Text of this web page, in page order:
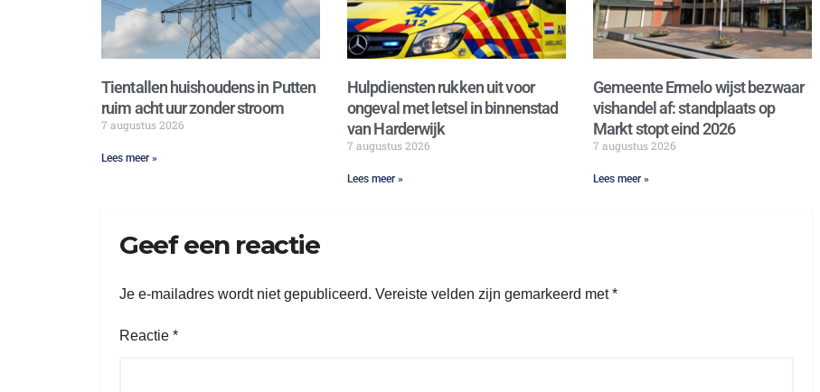
Tientallen huishoudens in Putten
ruim acht uur zonder stroom
7 augustus 2026
Lees meer »
Hulpdiensten rukken uit voor
ongeval met letsel in binnenstad
van Harderwijk
7 augustus 2026
Lees meer »
Gemeente Ermelo wijst bezwaar
vishandel af: standplaats op
Markt stopt eind 2026
7 augustus 2026
Lees meer »
Geef een reactie
Je e-mailadres wordt niet gepubliceerd. Vereiste velden zijn gemarkeerd met*
Reactie *